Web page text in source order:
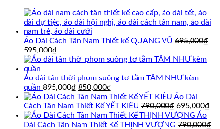
Áo Dài Cách Tân Nam Thiết kế QUANG VŨ 695,000₫
Giá
gốc
là:
695,000₫.
595,000₫
hiện
là:
595,000₫.
Áo dài tân thời phom suông tơ tằm TÂM NHƯ kèm
quần 895,000₫ Giá
gốc
là:
895,000₫.
850,000₫
hiện
tại
là:
850,000₫.
Áo Dài
Cách Tân Nam Thiết Kế YẾT KIÊU 790,000₫ Giá
gốc
là:
695,000₫
tại
Áo
Dài Cách Tân Nam Thiết Kế THỊNH VƯỢNG 790,000₫